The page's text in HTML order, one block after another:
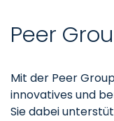
Peer
Mit der Peer
innovatives und
Sie dabei